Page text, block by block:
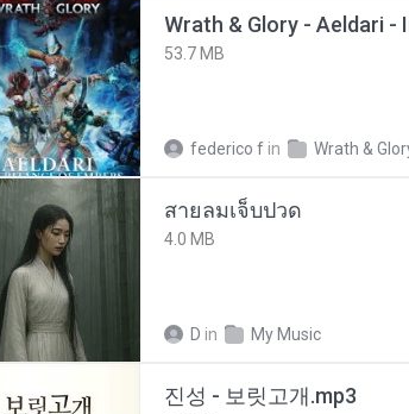
53.7 MB
federico f in Wrath &
สายลมเจ็บปวด
4.0 MB
D in My Music
진성 - 보릿고개.mp3